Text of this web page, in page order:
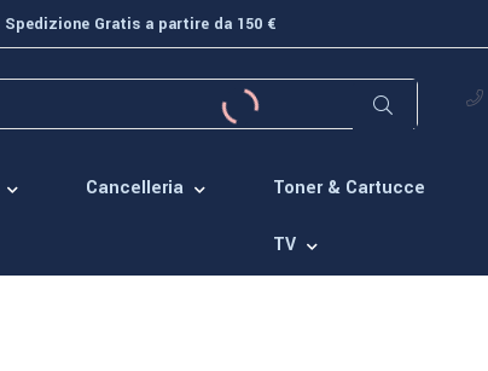
Spedizione Gratis a partire da 150 €
Cancelleria Toner & Cartucce
TV